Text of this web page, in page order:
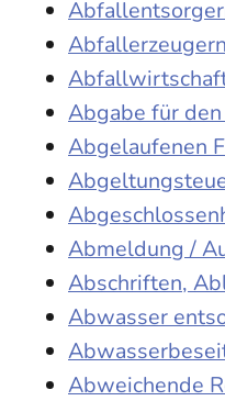
Abgabe für
Abgelaufenen
Abmeldung /
Abschriften,
Abwasser
Abweichende